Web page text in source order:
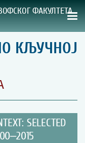
ФАКУЛТЕТА
КЉУЧНОЈ
SELECTED